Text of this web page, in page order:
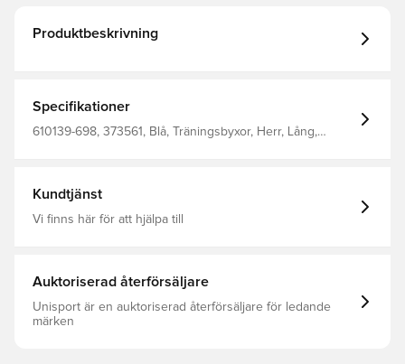
Produktbeskrivning
Specifikationer
610139-698, 373561, Blå, Träningsbyxor, Herr, Lång,
Kundtjänst
Vi finns här för att hjälpa till
Auktoriserad återförsäljare
Unisport är en auktoriserad återförsäljare för ledande
märken